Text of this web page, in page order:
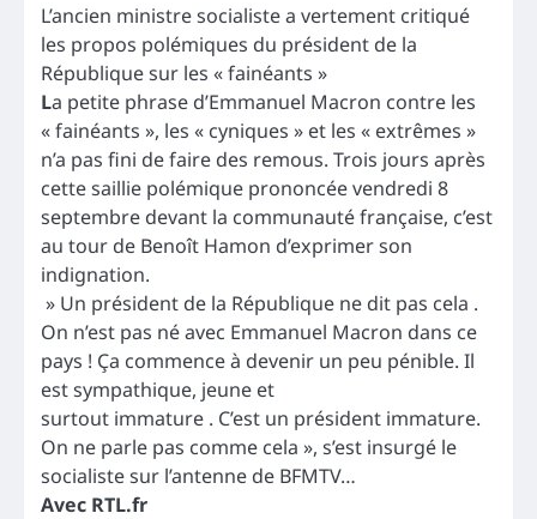
L’ancien ministre socialiste a vertement critiqué
les propos polémiques du président de la
République sur les « fainéants »
La petite phrase d’Emmanuel Macron contre les
« fainéants », les « cyniques » et les « extrêmes »
n’a pas fini de faire des remous. Trois jours après
cette saillie polémique prononcée vendredi 8
septembre devant la communauté française, c’est
au tour de Benoît Hamon d’exprimer son
indignation.
» Un président de la République ne dit pas cela .
On n’est pas né avec Emmanuel Macron dans ce
pays ! Ça commence à devenir un peu pénible. Il
est sympathique, jeune et
surtout immature . C’est un président immature.
On ne parle pas comme cela », s’est insurgé le
socialiste sur l’antenne de BFMTV…
Avec RTL.fr